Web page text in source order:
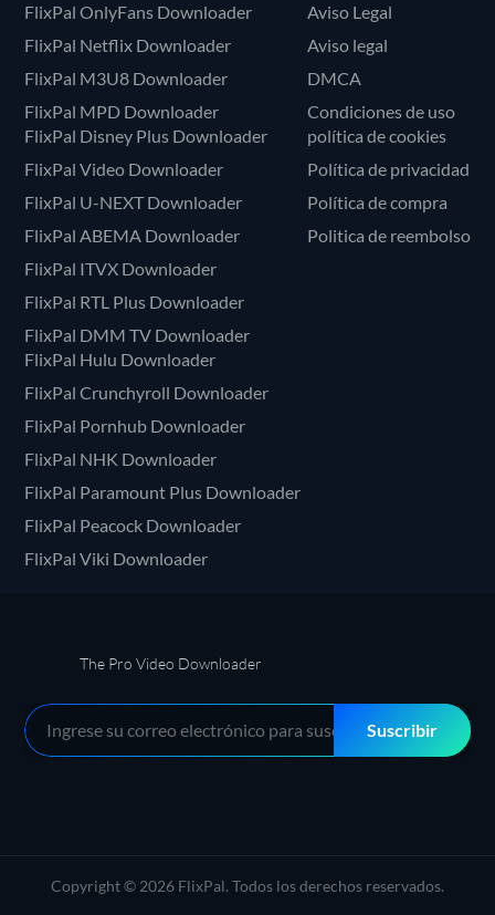
FlixPal OnlyFans Downloader
FlixPal Netflix Downloader
FlixPal M3U8 Downloader
FlixPal MPD Downloader
FlixPal Disney Plus Downloader
FlixPal Video Downloader
FlixPal U-NEXT Downloader
FlixPal ABEMA Downloader
FlixPal ITVX Downloader
FlixPal RTL Plus Downloader
FlixPal DMM TV Downloader
FlixPal Hulu Downloader
FlixPal Crunchyroll Downloader
FlixPal Pornhub Downloader
FlixPal NHK Downloader
FlixPal Paramount Plus Downloader
FlixPal Peacock Downloader
FlixPal Viki Downloader
Aviso Legal
Aviso legal
DMCA
Condiciones de uso
política de cookies
Política de privacidad
Política de compra
Politica de reembolso
The Pro Video Downloader
Suscribir
Copyright © 2026 FlixPal. Todos los derechos reservados.